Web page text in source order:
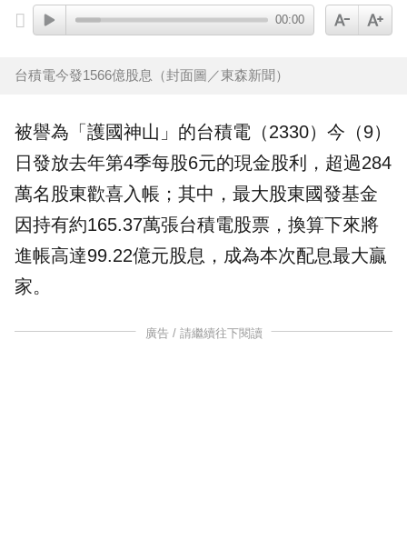
00:00
台積電今發1566億股息（封面圖／東森新聞）
被譽為「護國神山」的台積電 （2330）今（9）
日發放去年第4季每股6元的現金股利，超過284
萬名股東歡喜入帳；其中，最大股東國發基金
因持有約165.37萬張台積電股票，換算下來將
進帳高達99.22億元股息，成為本次配息最大贏
家。
廣告 / 請繼續往下閱讀